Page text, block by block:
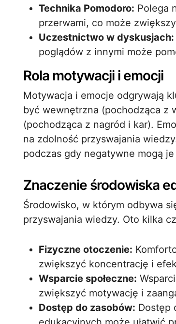
Technika Pomodoro: Polega
przerwami, co może
Uczestnictwo w dyskusjach:
poglądów z innymi może
Rola motywacji i emocji
Motywacja i emocje odgrywają
być wewnętrzna (pochodząca z
(pochodząca z nagród i kar).
na zdolność przyswajania
podczas gdy negatywne mogą
Znaczenie środowiska
Środowisko, w którym odbywa
przyswajania wiedzy. Oto kilka
Fizyczne otoczenie:
zwiększyć koncentrację i
Wsparcie społeczne:
zwiększyć motywację i
Dostęp do zasobów: Dostęp